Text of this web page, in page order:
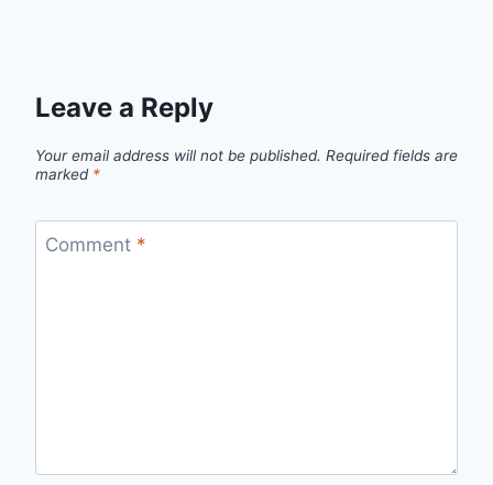
Leave a Reply
Your email address will not be published. Required fields are
marked *
Comment *